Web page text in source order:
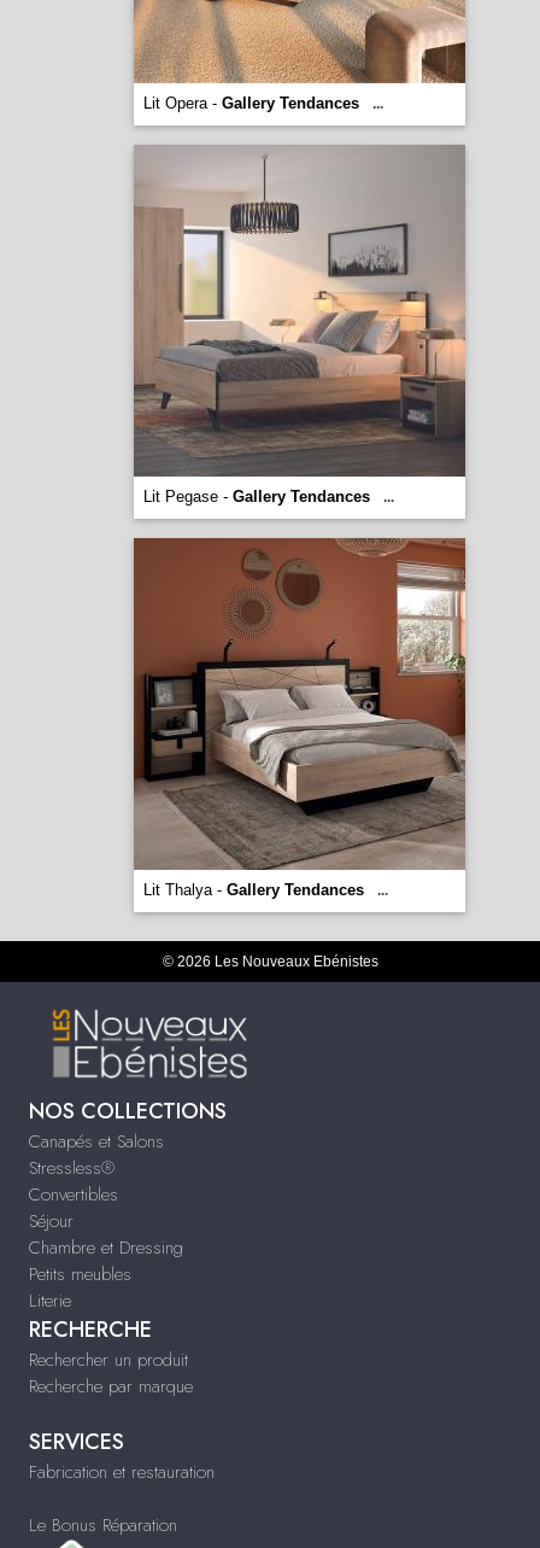
Lit Opera - Gallery Tendances ...
Lit Pegase - Gallery Tendances ...
Lit Thalya - Gallery Tendances ...
© 2026 Les Nouveaux Ebénistes
NOS COLLECTIONS
Canapés et Salons
Stressless®
Convertibles
Séjour
Chambre et Dressing
Petits meubles
Literie
RECHERCHE
Rechercher un produit
Recherche par marque
SERVICES
Fabrication et restauration
Le Bonus Réparation